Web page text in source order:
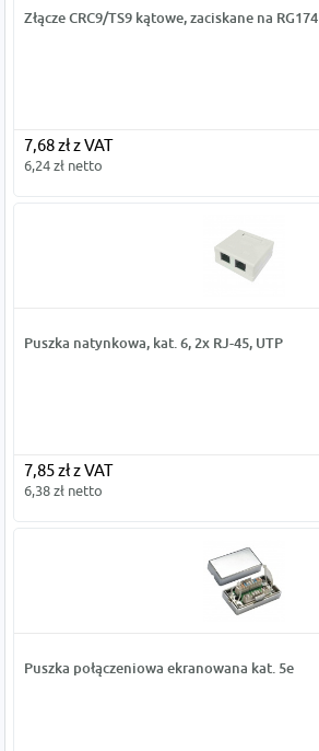
Złącze CRC9/TS9 kątowe, zaciskane na RG174
7,68 zł z VAT
6,24 zł netto
Puszka natynkowa, kat. 6, 2x RJ-45, UTP
7,85 zł z VAT
6,38 zł netto
Puszka połączeniowa ekranowana kat. 5e